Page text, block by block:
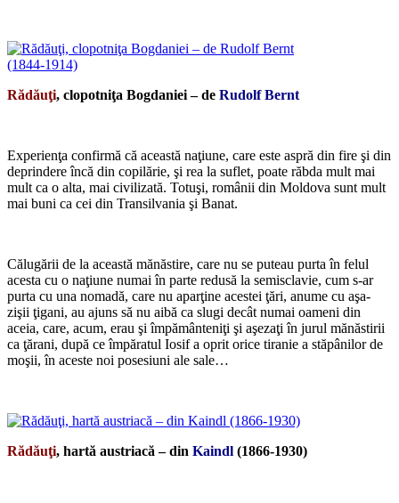
Rădăuţi, clopotniţa Bogdaniei – de Rudolf Bernt
Experienţa confirmă că această naţiune, care este aspră din fire şi din
deprindere încă din copilărie, şi rea la suflet, poate răbda mult mai
mult ca o alta, mai civilizată. Totuşi, românii din Moldova sunt mult
mai buni ca cei din Transilvania şi Banat.
Călugării de la această mănăstire, care nu se puteau purta în felul
acesta cu o naţiune numai în parte redusă la semisclavie, cum s-ar
purta cu una nomadă, care nu aparţine acestei ţări, anume cu aşa-
zişii ţigani, au ajuns să nu aibă ca slugi decât numai oameni din
aceia, care, acum, erau şi împământeniţi şi aşezaţi în jurul mănăstirii
ca ţărani, după ce împăratul Iosif a oprit orice tiranie a stăpânilor de
moşii, în aceste noi posesiuni ale sale…
Rădăuţi, hartă austriacă – din Kaindl (1866-1930)